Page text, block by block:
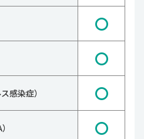
〇
〇
感染症） 〇
〇